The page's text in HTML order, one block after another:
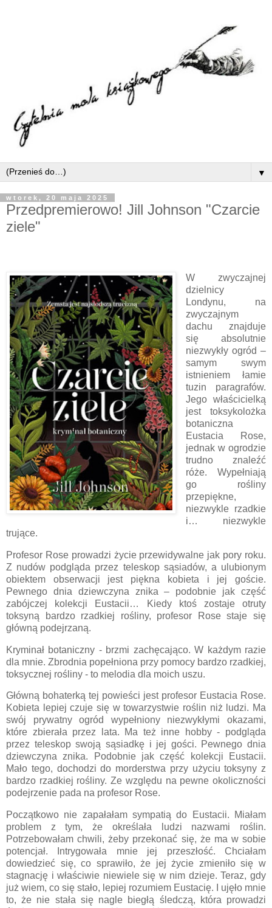
▼
wtorek, 20 maja 2025
Przedpremierowo! Jill Johnson "Czarcie
ziele"
W zwyczajnej
dzielnicy
Londynu, na
zwyczajnym
dachu znajduje
się absolutnie
niezwykły ogród –
samym swym
istnieniem łamie
tuzin paragrafów.
Jego właścicielką
jest toksykolożka
botaniczna
Eustacia Rose,
jednak w ogrodzie
trudno znaleźć
róże. Wypełniają
go rośliny
przepiękne,
niezwykle rzadkie
i… niezwykle
trujące.
Profesor Rose prowadzi życie przewidywalne jak pory roku.
Z nudów podgląda przez teleskop sąsiadów, a ulubionym
obiektem obserwacji jest piękna kobieta i jej goście.
Pewnego dnia dziewczyna znika – podobnie jak część
zabójczej kolekcji Eustacii… Kiedy ktoś zostaje otruty
toksyną bardzo rzadkiej rośliny, profesor Rose staje się
główną podejrzaną.
Kryminał botaniczny - brzmi zachęcająco. W każdym razie
dla mnie. Zbrodnia popełniona przy pomocy bardzo rzadkiej,
toksycznej rośliny - to melodia dla moich uszu.
Główną bohaterką tej powieści jest profesor Eustacia Rose.
Kobieta lepiej czuje się w towarzystwie roślin niż ludzi. Ma
swój prywatny ogród wypełniony niezwykłymi okazami,
które zbierała przez lata. Ma też inne hobby - podgląda
przez teleskop swoją sąsiadkę i jej gości. Pewnego dnia
dziewczyna znika. Podobnie jak część kolekcji Eustacii.
Mało tego, dochodzi do morderstwa przy użyciu toksyny z
bardzo rzadkiej rośliny. Ze względu na pewne okoliczności
podejrzenie pada na profesor Rose.
Początkowo nie zapałałam sympatią do Eustacii. Miałam
problem z tym, że określała ludzi nazwami roślin.
Potrzebowałam chwili, żeby przekonać się, że ma w sobie
potencjał. Intrygowała mnie jej przeszłość. Chciałam
dowiedzieć się, co sprawiło, że jej życie zmieniło się w
stagnację i właściwie niewiele się w nim dzieje. Teraz, gdy
już wiem, co się stało, lepiej rozumiem Eustacię. I ujęło mnie
to, że nie stała się nagle biegłą śledczą, która prowadzi